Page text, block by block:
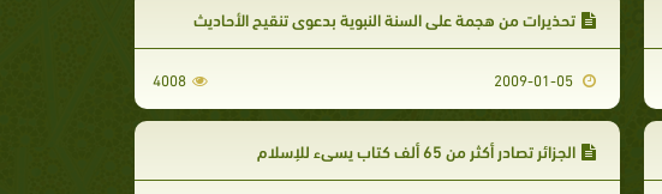
تحذيرات من هجمة على السنة النبوية بدعوى تنقيح الأحاديث
2009-01-05
4008
الجزائر تصادر أكثر من 65 ألف كتاب يسيء للإسلام